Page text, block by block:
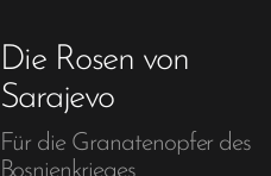
Die Rosen von
Sarajevo
Für die Granatenopfer des